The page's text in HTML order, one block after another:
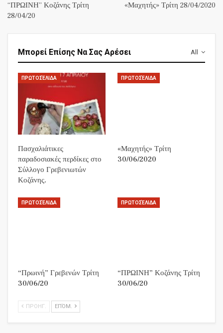
“ΠΡΩΙΝΗ” Κοζάνης Τρίτη
28/04/20
«Μαχητής» Τρίτη 28/04/2020
All
Μπορεί Επίσης Να Σας Αρέσει
ΠΡΩΤΟΣΈΛΙΔΑ
Πασχαλιάτικες
παραδοσιακές περδίκες στο
Σύλλογο Γρεβενιωτών
Κοζάνης.
ΠΡΩΤΟΣΈΛΙΔΑ
«Μαχητής» Τρίτη
30/06/2020
ΠΡΩΤΟΣΈΛΙΔΑ
“Πρωινή” Γρεβενών Τρίτη
30/06/20
ΠΡΩΤΟΣΈΛΙΔΑ
“ΠΡΩΙΝΗ” Κοζάνης Τρίτη
30/06/20
ΠΡΟΗΓ. ΕΠΌΜ.